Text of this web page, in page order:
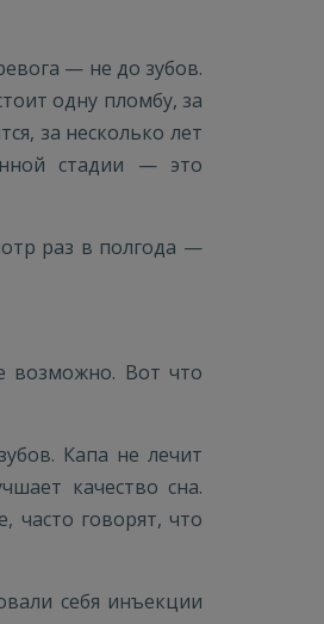
— не до зубов.
одну пломбу, за
за несколько лет
стадии — это
раз в полгода —
возможно. Вот что
Капа не лечит
качество сна.
часто говорят, что
себя инъекции